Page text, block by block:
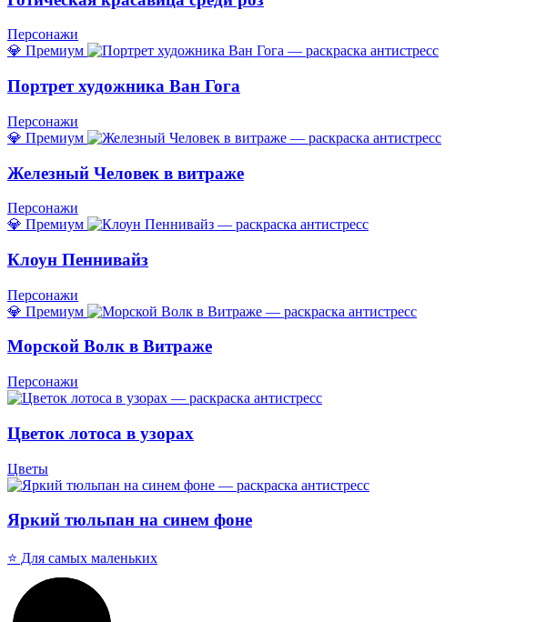
Персонажи
💎 Премиум
Портрет художника Ван Гога
Персонажи
💎 Премиум
Железный Человек в витраже
Персонажи
💎 Премиум
Клоун Пеннивайз
Персонажи
💎 Премиум
Морской Волк в Витраже
Персонажи
Цветок лотоса в узорах
Цветы
Яркий тюльпан на синем фоне
⭐ Для самых маленьких